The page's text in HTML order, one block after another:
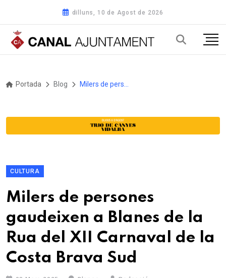
dilluns, 10 de Agost de 2026
Portada Blog
CULTURA
Milers de persones
gaudeixen a Blanes de la
Rua del XII Carnaval de la
Costa Brava Sud